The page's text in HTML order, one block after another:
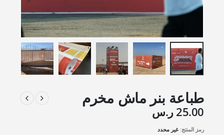
طباعة بنر ماش مخرم
25.00 ر.س
رمز المنتج: غير محدد